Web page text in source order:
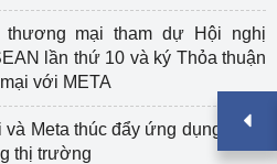
mại tham dự Hội nghị
lần thứ 10 và ký Thỏa thuận
với META
Meta thúc đẩy ứng dụng AI hỗ
thị trường